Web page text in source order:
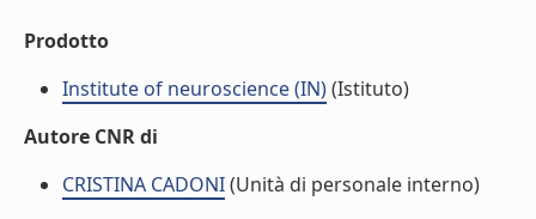
Prodotto
Institute of neuroscience (IN)(Istituto)
Autore CNR di
CRISTINA CADONI(Unità di personale interno)